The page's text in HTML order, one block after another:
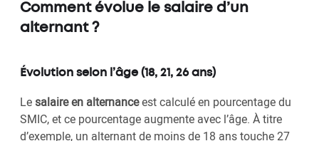
Comment évolue le salaire d’un
alternant ?
Évolution selon l’âge (18, 21, 26 ans)
Le salaire en alternanceest calculé en pourcentage du
SMIC, et ce pourcentage augmente avec l’âge. À titre
d’exemple, un alternant de moins de 18 ans touche 27